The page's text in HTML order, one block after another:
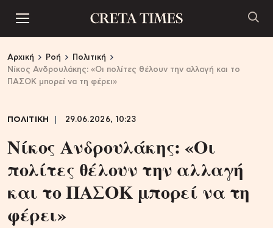
Αρχική Ροή
Πολιτική
Νίκος Ανδρουλάκης: «Οι πολίτες θέλουν την αλλαγή και το
ΠΑΣΟΚ μπορεί να τη φέρει»
ΠΟΛΙΤΙΚΗ 29.06.2026, 10:23
Νίκος Ανδρουλάκης: «Οι
πολίτες θέλουν την αλλαγή
και το ΠΑΣΟΚ μπορεί να τη
φέρει»